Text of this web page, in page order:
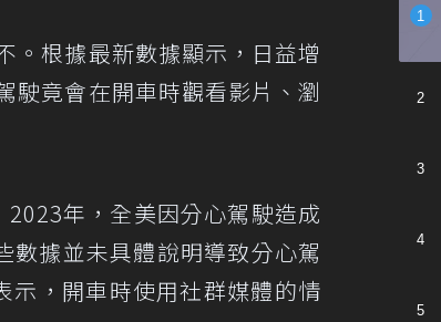
。根據最新數據顯示，日益增
駛竟會在開車時觀看影片、瀏
年，全美因分心駕駛造成
數據並未具體說明導致分心駕
，開車時使用社群媒體的情